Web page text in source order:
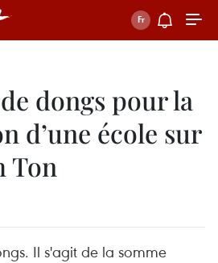
dongs pour la
d’une école sur
Ton
Il s'agit de la somme